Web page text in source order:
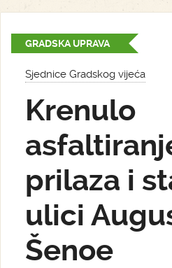
GRADSKA UPRAVA
Sjednice Gradskog vijeća
Krenulo
prilaza i
ulici
Šenoe